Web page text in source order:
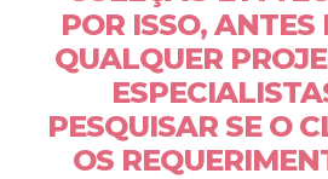
POR ISSO, ANTES
QUALQUER
PESQUISAR SE O
OS